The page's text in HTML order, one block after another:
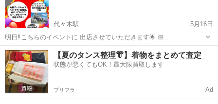
代々木駅
5月16日
明日‼️こちらのイベントに 出店させていただきます🌟 📅
5/17(日)11:30〜15:30 📛get happy代々木イベント 🎪東京都渋谷区代々
木1-34-5 渡辺ビル1F （代々木駅西口徒歩10秒） お天気も良いの...
東京 渋谷区 代々木駅 その他
【夏のタンス整理👘】着物をまとめて査定
状態が悪くてもOK！最大限買取します
プリフラ Ad